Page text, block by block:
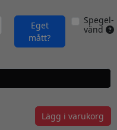
Eget
mått?
Spegel-
vänd
Lägg i varukorg